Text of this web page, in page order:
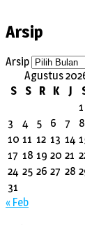
Arsip
Arsip
Agustus
S
S R K J
1
3
4 5 6 7 8
10 11 12 13 14
17 18 19 20 21
24 25 26 27 28
31
« Feb